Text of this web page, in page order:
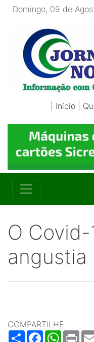
Domingo, 09 de
Início
O Covid-
angustia
COMPARTILHE
ShareFacebook